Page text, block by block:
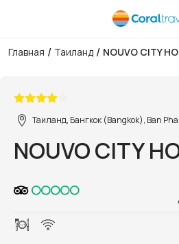
Главная / Таиланд / NOUVO CITY
Таиланд, Бангкок (Bangkok), Ban
NOUVO CITY